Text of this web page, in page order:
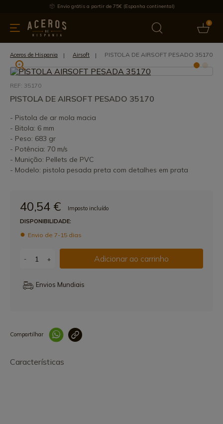
Envio grátis a partir de 75€ (Espanha continental)
0
& Utensílios de cozinha Oferece Últimas notícias
Aceros de Hispania Airsoft PISTOLA DE AIRSOFT PESADO 35170
REF: 35170
PISTOLA DE AIRSOFT PESADO 35170
- Pistola de ar mola macia
- Bitola: 6 mm
- Peso: 683 gr
- Potência: 70 m/s
- Munição: Pellets de PVC
- Modelo: pistola pesada preta com detalhes em prata
40,54 €
Imposto incluído
DISPONIBILIDADE:
Envio de 7-15 dias
- + Adicionar ao carrinho
Envios Mundiais
Compartilhar
Características